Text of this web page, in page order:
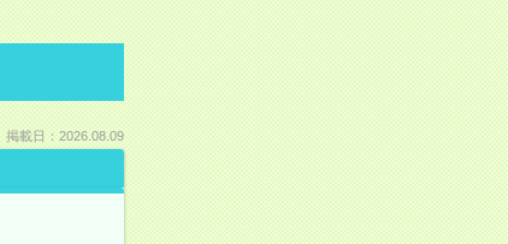
掲載日：2026.08.09